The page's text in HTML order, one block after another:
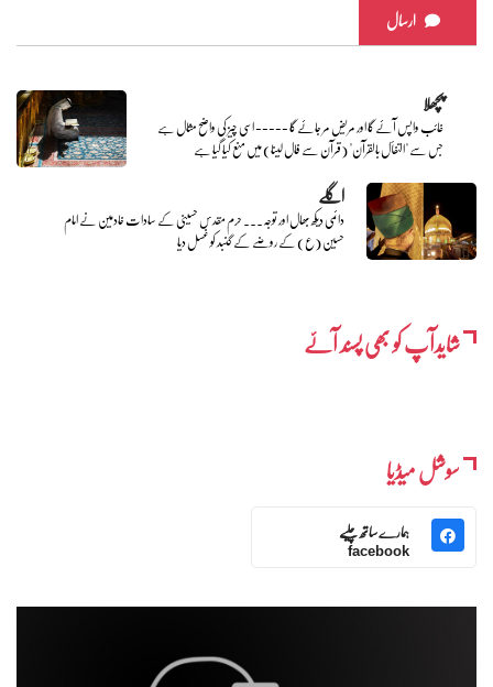
ارسال
پچھلا
غائب واپس آئے گا اور مریض مر جائے گا ----- اسی چیز کی واضح مثال ہے
جس سے "التفأل بالقرآن" (قرآن سے فال لینا) میں منع کیا گیا ہے
اگلے
دائمی دیکھ بھال اور توجہ... حرم مقدس حسینی کے سادات خادمین نے امام
حسین (ع) کے روضے کے گنبد کو غسل دیا
شایدآپ کو بھی پسند آئے
سوشل میڈیا
ہمارے ساتھ چلیے
facebook